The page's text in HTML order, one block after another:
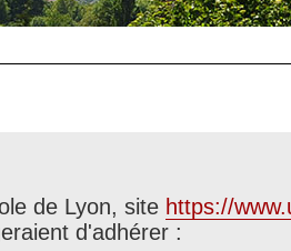
de Lyon, site https://
d'adhérer :